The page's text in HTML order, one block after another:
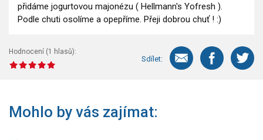
přidáme jogurtovou majonézu ( Hellmann's Yofresh ).
Podle chuti osolíme a opepříme. Přeji dobrou chuť ! :)
Hodnocení (1 hlasů):
Sdílet:
Mohlo by vás zajímat: